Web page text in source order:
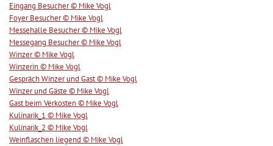
Eingang Besucher © Mike Vogl
Foyer Besucher © Mike Vogl
Messehalle Besucher © Mike Vogl
Messegang Besucher © Mike Vogl
Winzer © Mike Vogl
Winzerin © Mike Vogl
Gespräch Winzer und Gast © Mike Vogl
Winzer und Gäste © Mike Vogl
Gast beim Verkosten © Mike Vogl
Kulinarik_1 © Mike Vogl
Kulinarik_2 © Mike Vogl
Weinflaschen liegend © Mike Vogl